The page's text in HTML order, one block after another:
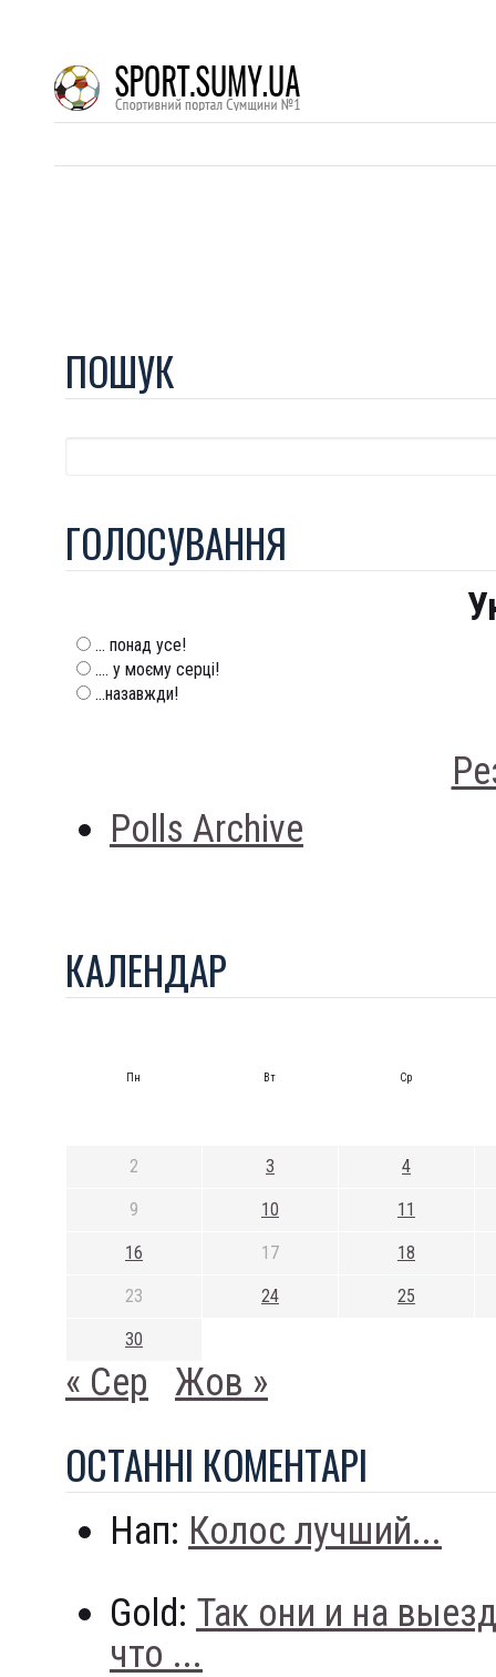
ПОШУК
ГОЛОСУВАННЯ
... понад усе!
.... у моєму серці!
...назавжди!
Polls Archive
КАЛЕНДАР
Пн Вт Ср
2 3 4
9 10 11
16 17 18
23 24 25
30
« Сер Жов »
ОСТАННI КОМЕНТАРI
Нап: Колос лучший...
Gold: Так они и на
что ...